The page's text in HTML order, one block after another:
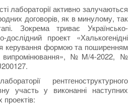
лабораторії активно залучаються
договорів, як в минулому, так
Зокрема триває Українсько-
дослідний проект «Халькогенідні
керування формою та поширенням
випромінювання», №M/4-2022, №
рентгеноструктурного
участь у виконанні наступних